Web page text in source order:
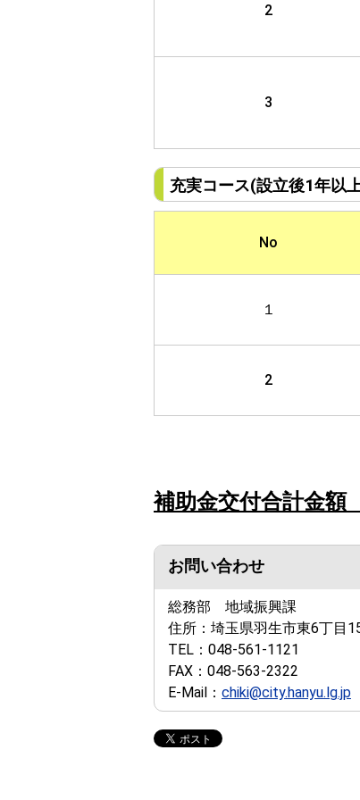
2
3
充実コース(設立後1年以
No
１
2
補助金交付合計金
お問い合わせ
総務部 地域振興課
住所： 埼玉県羽生市東6丁目
TEL： 048-561-1121
FAX： 048-563-2322
E-Mail： chiki@city.hanyu.lg.jp